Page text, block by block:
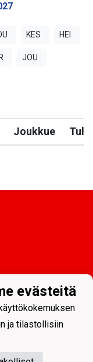
KES HEI
JOU
Joukkue
tulevaisuus
evästeitä
ja tilastollisiin